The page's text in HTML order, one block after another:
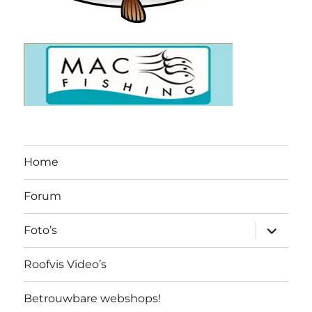
Home
Forum
Foto’s
Roofvis Video’s
Betrouwbare webshops!